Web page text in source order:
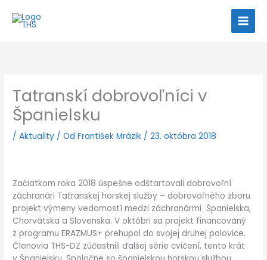
obsah
Tatranskí dobrovoľníci v
Španielsku
/Aktuality / Od František Mrázik /23. októbra 2018
Začiatkom roka 2018 úspešne odštartovali dobrovoľní
záchranári Tatranskej horskej služby – dobrovoľného zboru
projekt výmeny vedomostí medzi záchranármi Španielska,
Chorvátska a Slovenska. V októbri sa projekt financovaný
z programu ERAZMUS+ prehupol do svojej druhej polovice.
Členovia THS-DZ zúčastnili ďalšej série cvičení, tento krát